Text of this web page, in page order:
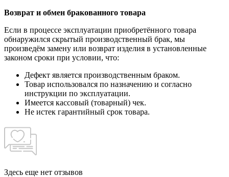
Возврат и обмен бракованного товара
Если в процессе эксплуатации приобретённого товара
обнаружился скрытый производственный брак, мы
произведём замену или возврат изделия в установленные
законом сроки при условии, что:
Дефект является производственным браком.
Товар использовался по назначению и согласно
инструкции по эксплуатации.
Имеется кассовый (товарный) чек.
Не истек гарантийный срок товара.
Здесь еще нет отзывов